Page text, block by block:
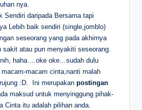
nya.
Sendiri daripada Bersama tapi
Lebih baik sendiri (single,jomblo)
seseorang yang pada akhirnya
sakit atau pun menyakiti seseorang.
haha….oke oke…sudah dulu
macam cinta,nanti malah
:D. Ini merupakan postingan
maksud untuk menyinggung pihak-
Cinta itu adalah pilihan anda.